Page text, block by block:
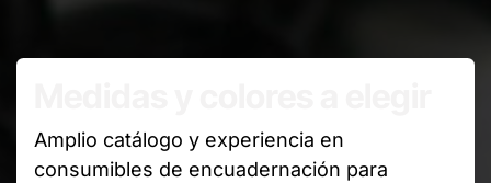
Amplio catálogo y experiencia en
consumibles de encuadernación para